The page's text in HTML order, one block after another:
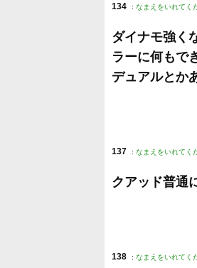
134 : なまえをいれてく
ダイナモ強く
ラーに何もで
デュアルとか
137 : なまえをいれてく
クアッド普通
138 : なまえをいれてく